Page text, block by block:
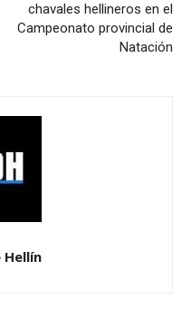
chavales hellineros en el
Campeonato provincial de
Natación
Hellín